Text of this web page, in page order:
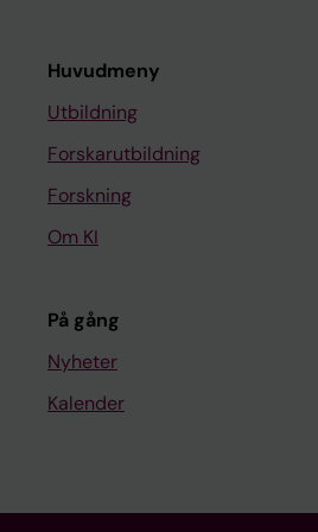
Huvudmeny
Utbildning
Forskarutbildning
Forskning
Om KI
På gång
Nyheter
Kalender